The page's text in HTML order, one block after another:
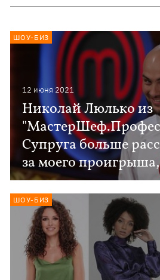
12 июня 2021
Николай Люлько из
Супруга больше
за моего
ШОУ-БИЗ
ШОУ-БИЗ